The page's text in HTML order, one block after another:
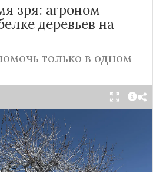
зря: агроном
деревьев на
только в одном
утихают споры вокруг
зимы: одни уверены,
другие — нет. Свое
Петр Синьковский.